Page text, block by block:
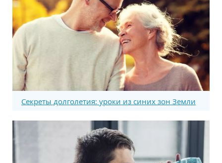
Секреты долголетия: уроки из синих зон Земли